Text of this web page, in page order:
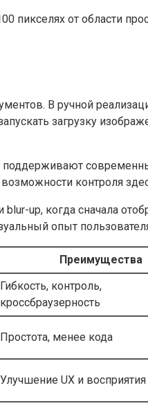
пикселях от области
В ручной
загрузку
контроля
up, когда сначала
опыт
Преимущества
Гибкость, контроль,
кроссбраузерность
Простота, менее кода
Улучшение UX и восприятия